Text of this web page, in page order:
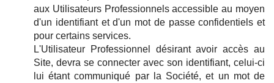
aux Utilisateurs Professionnels accessible au moyen
d'un identifiant et d'un mot de passe confidentiels et
pour certains services.
L'Utilisateur Professionnel désirant avoir accès au
Site, devra se connecter avec son identifiant, celui-ci
lui étant communiqué par la Société, et un mot de